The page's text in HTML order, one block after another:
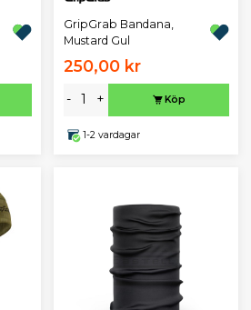
GripGrab Bandana,
Mustard Gul
250,00 kr
- + Köp
1-2 vardagar